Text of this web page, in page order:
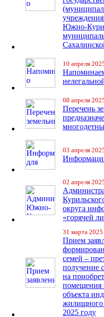
Южно-
10 апреля
08 апреля
Перечень
03 апреля
02 апреля
округа
«горячей
31 марта 2025
Прием
семей –
получение
на
помещения
объекта
жилищного
2025 году